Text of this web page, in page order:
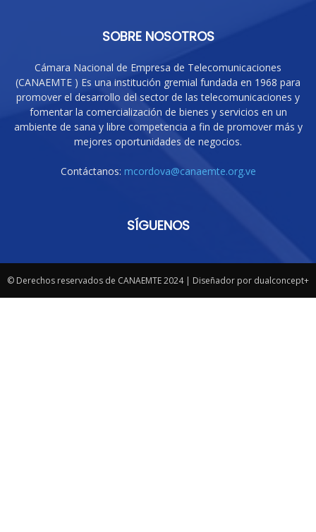
SOBRE NOSOTROS
Cámara Nacional de Empresa de Telecomunicaciones
(CANAEMTE ) Es una institución gremial fundada en 1968 para
promover el desarrollo del sector de las telecomunicaciones y
fomentar la comercialización de bienes y servicios en un
ambiente de sana y libre competencia a fin de promover más y
mejores oportunidades de negocios.
Contáctanos: mcordova@canaemte.org.ve
SÍGUENOS
© Derechos reservados de CANAEMTE 2024 | Diseñador por dualconcept+